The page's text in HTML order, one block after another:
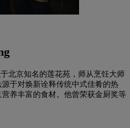
北京知名的莲花苑，师从烹饪大师
于对焕新诠释传统中式佳肴的热
养丰富的食材。他曾荣获金厨奖等